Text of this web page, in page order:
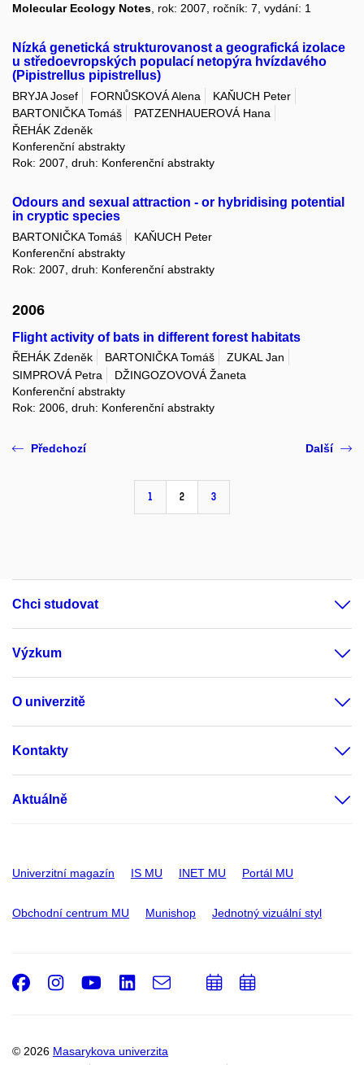
Molecular Ecology Notes, rok: 2007, ročník: 7, vydání: 1
Nízká genetická strukturovanost a geografická izolace
u středoevropských populací netopýra hvízdavého
(Pipistrellus pipistrellus)
BRYJA Josef FORNŮSKOVÁ Alena
KAŇUCH Peter
BARTONIČKA Tomáš
PATZENHAUEROVÁ Hana
ŘEHÁK Zdeněk
Konferenční abstrakty
Rok: 2007, druh: Konferenční abstrakty
Odours and sexual attraction - or hybridising potential
in cryptic species
BARTONIČKA Tomáš
KAŇUCH Peter
Konferenční abstrakty
Rok: 2007, druh: Konferenční abstrakty
2006
Flight activity of bats in different forest habitats
ŘEHÁK Zdeněk BARTONIČKA Tomáš
ZUKAL Jan
SIMPROVÁ Petra
DŽINGOZOVOVÁ Žaneta
Konferenční abstrakty
Rok: 2006, druh: Konferenční abstrakty
Předchozí
1 2 3
Další
Chci studovat
Výzkum
O univerzitě
Kontakty
Aktuálně
Univerzitní magazín IS MU INET MU Portál MU
Obchodní centrum MU Munishop Jednotný vizuální styl
© 2026 Masarykova univerzita
Facebook
Instagram
Youtube
LinkedIn
e-
PřidatPřidat